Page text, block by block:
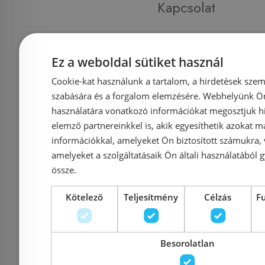
Kapcsolat
Általános Szerződési Feltételek
Impresszum
Elérhetőségek
1135 Budapest, Reitter
Ez a weboldal sütiket használ
Cookie-kat használunk a tartalom, a hirdetések
szabására és a forgalom elemzésére. Webhelyünk
használatára vonatkozó információkat megosztjuk
elemző partnereinkkel is, akik egyesíthetik azokat
információkkal, amelyeket Ön biztosított számukra,
amelyeket a szolgáltatásaik Ön általi használatából
össze.
Kötelező Teljesítmény Célzás
Besorolatlan